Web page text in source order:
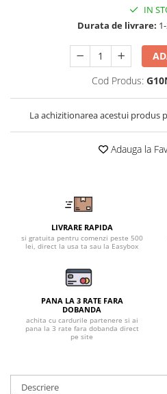
Combinezoane de lucru
impermeabile
Costume de ploaie impermeabile
Sorturi impermeabile
Pantaloni de lucru in talie
Pentru sudura
Pantaloni de protectie
Sorturi
Veste de lucru
IN
Durata de livrare:
Cod Produs:
La achizitionarea acestui produs
Adauga la
LIVRARE RAPIDA
si gratuita pentru comenzi peste 500
lei, direct la usa ta sau la Easybox
PANA LA 3 RATE FARA
DOBANDA
achita cu cardurile partenere si ai
pana la 3 rate fara dobanda direct
pe site
Descriere